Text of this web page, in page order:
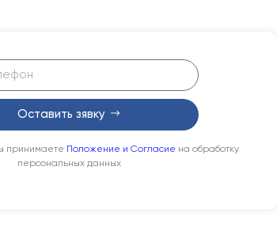
Оставить зявку
принимаете Положение и Согласие на обработку
персональных данных